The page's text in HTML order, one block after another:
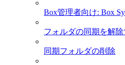
Box管理者向け: Box
フォルダの同期を解除
同期フォルダの削除